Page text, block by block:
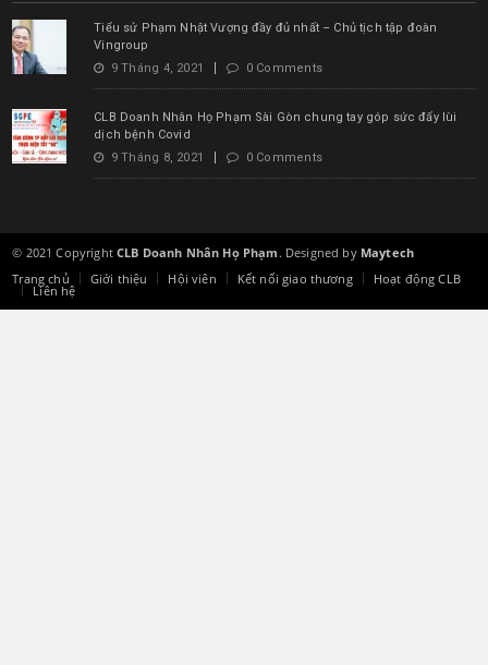
Tiểu sử Phạm Nhật Vượng đầy đủ nhất – Chủ tịch tập đoàn
Vingroup
9 Tháng 4, 2021
0 Comments
CLB Doanh Nhân Họ Phạm Sài Gòn chung tay góp sức đẩy lùi
dịch bệnh Covid
9 Tháng 8, 2021
0 Comments
© 2021 CopyrightCLB Doanh Nhân Họ Phạm . Designed by Maytech
Trang chủ
Giới thiệu Hội viên Kết nối giao thương Hoạt động CLB
Liên hệ